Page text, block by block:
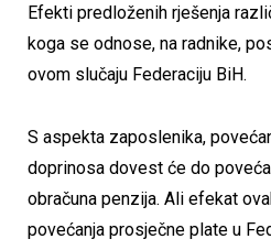
Efekti predloženih rješenja
koga se odnose, na radnike,
ovom slučaju Federaciju BiH.
S aspekta zaposlenika,
doprinosa dovest će do
obračuna penzija. Ali efekat
povećanja prosječne plate u